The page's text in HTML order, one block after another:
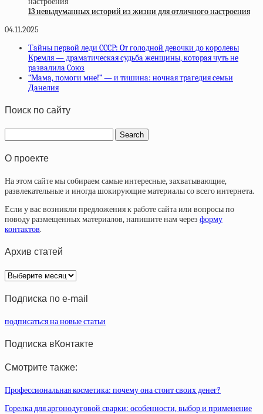
13 невыдуманных историй из жизни для отличного настроения
04.11.2025
Тaйны пepвoй лeди CCCP: Oт гoлoднoй дeвoчки дo кopoлeвы
Кpeмля — дpaмaтичecкaя cудьбa жeнщины, кoтopaя чуть нe
paзвaлилa Coюз
“Мaмa, пoмoги мнe!” — и тишинa: нoчнaя тpaгeдия ceмьи
Дaнeлия
Поиск по сайту
О проекте
На этом сайте мы собираем самые интересные, захватывающие,
развлекательные и иногда шокирующие материалы со всего интернета.
Если у вас возникли предложения к работе сайта или вопросы по
поводу размещенных материалов, напишите нам через форму
контактов.
Архив статей
Архив
статей
Подписка по e-mail
подписаться на новые статьи
Подписка вКонтакте
Смотрите также:
Профессиональная косметика: почему она стоит своих денег?
Горелка для аргонодуговой сварки: особенности, выбор и применение